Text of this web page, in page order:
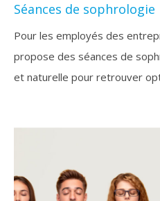
Séances de sophrologie
Pour les employés des
propose des séances de
et naturelle pour retrouver